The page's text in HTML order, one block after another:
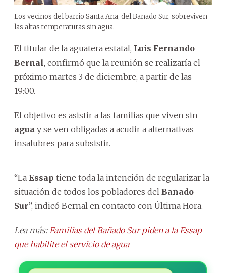
Los vecinos del barrio Santa Ana, del Bañado Sur, sobreviven
las altas temperaturas sin agua.
El titular de la aguatera estatal, Luis Fernando
Bernal, confirmó que la reunión se realizaría el
próximo martes 3 de diciembre, a partir de las
19:00.
El objetivo es asistir a las familias que viven sin
agua y se ven obligadas a acudir a alternativas
insalubres para subsistir.
“La Essap tiene toda la intención de regularizar la
situación de todos los pobladores del Bañado
Sur”, indicó Bernal en contacto con Última Hora.
Lea más: Familias del Bañado Sur piden a la Essap
que habilite el servicio de agua